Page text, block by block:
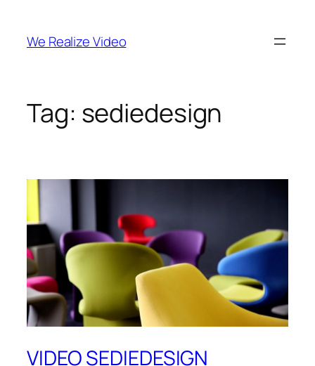
contenuto
We Realize Video
Tag: sediedesign
VIDEO SEDIEDESIGN